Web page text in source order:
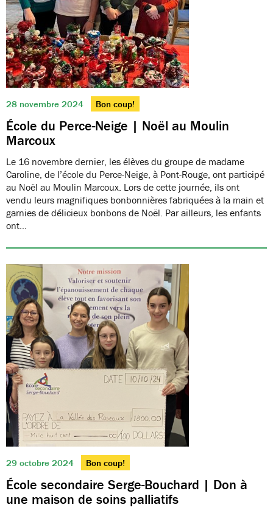
28 novembre 2024 Bon coup!
École du Perce-Neige | Noël au Moulin
Marcoux
Le 16 novembre dernier, les élèves du groupe de madame
Caroline, de l’école du Perce-Neige, à Pont-Rouge, ont participé
au Noël au Moulin Marcoux. Lors de cette journée, ils ont
vendu leurs magnifiques bonbonnières fabriquées à la main et
garnies de délicieux bonbons de Noël. Par ailleurs, les enfants
ont…
29 octobre 2024 Bon coup!
École secondaire Serge-Bouchard | Don à
une maison de soins palliatifs